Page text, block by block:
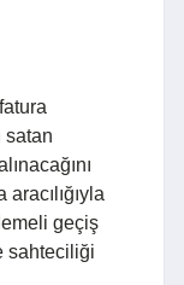
satan
geçiş
sahteciliği